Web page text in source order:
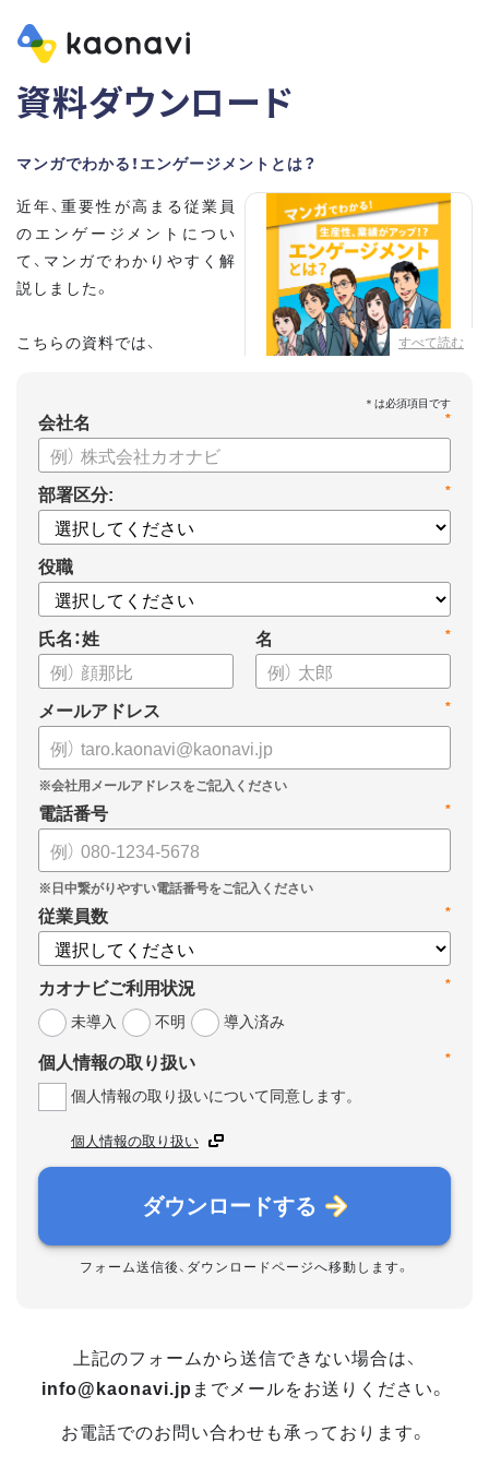
資料ダウンロード
マンガでわかる！エンゲージメントとは？
すべて読む
近年、重要性が高まる従業員
のエンゲージメントについ
て、マンガでわかりやすく解
説しました。
こちらの資料では、
・エンゲージメントを高める
には？
・エンゲージメント向上に役立つカオナビの特徴
についてまとめましたので、ぜひお役立てください。
*
会社名
*
部署区分:
役職
氏名：姓 *
名
*
メールアドレス
*
電話番号
*
従業員数
*
カオナビご利用状況
未導入 不明 導入済み
*
個人情報の取り扱い
個人情報の取り扱いについて同意します。
個人情報の取り扱い
ダウンロードする
フォーム送信後、ダウンロードページへ移動します。
上記のフォームから送信できない場合は、
info@kaonavi.jp までメールをお送りください。
お電話でのお問い合わせも承っております。